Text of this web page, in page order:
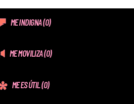
ME INDIGNA(0)
ME MOVILIZA(0)
ME ES ÚTIL(0)